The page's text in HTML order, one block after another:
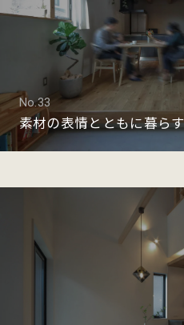
No.33
素材の表情とともに暮ら